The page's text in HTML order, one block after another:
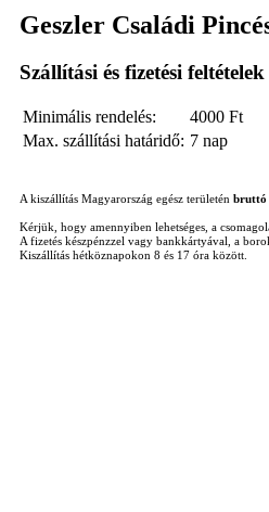
Geszler Családi
Szállítási és fizetési feltételek
Minimális rendelés: 4000 Ft
Max. szállítási határidő: 7 nap
A kiszállítás Magyarország egész területén bruttó
Kérjük, hogy amennyiben lehetséges, a
A fizetés készpénzzel vagy bankkártyával, a
Kiszállítás hétköznapokon 8 és 17 óra között.